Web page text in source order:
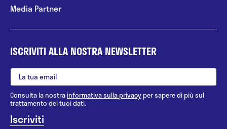
Media Partner
ISCRIVITI ALLA NOSTRA NEWSLETTER
Consulta la nostrainformativa sulla privacy per sapere di più sul
trattamento dei tuoi dati.